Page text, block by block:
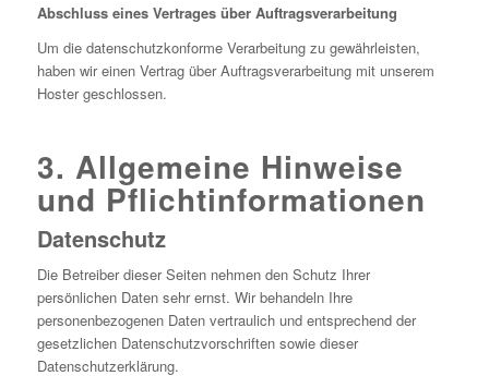
Abschluss eines Vertrages über Auftragsverarbeitung
Um die datenschutzkonforme Verarbeitung zu gewährleisten,
haben wir einen Vertrag über Auftragsverarbeitung mit unserem
Hoster geschlossen.
3. Allgemeine Hinweise
und Pflichtinformationen
Datenschutz
Die Betreiber dieser Seiten nehmen den Schutz Ihrer
persönlichen Daten sehr ernst. Wir behandeln Ihre
personenbezogenen Daten vertraulich und entsprechend der
gesetzlichen Datenschutzvorschriften sowie dieser
Datenschutzerklärung.